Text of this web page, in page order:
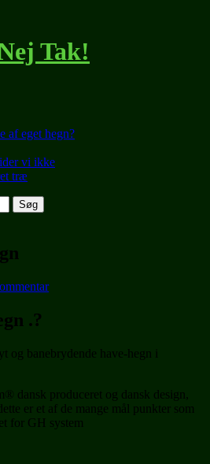
Tak!
af eget hegn?
vi ikke
træ
.?
og banebrydende have-hegn i
dansk produceret og dansk design,
er et af de mange mål punkter som
for GH system